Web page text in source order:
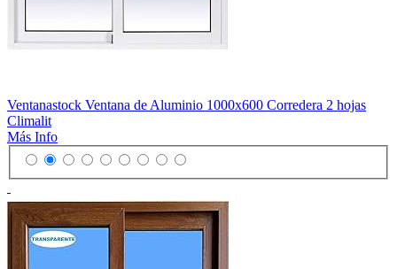
Ventanastock Ventana de Aluminio 1000x600 Corredera 2 hojas
Climalit
Más Info